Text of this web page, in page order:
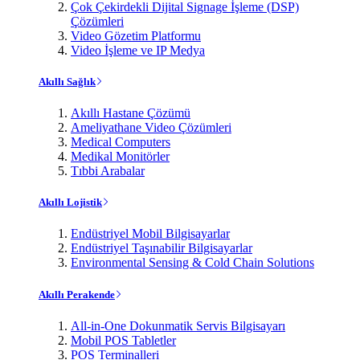
Çok Çekirdekli Dijital Signage İşleme (DSP)
Çözümleri
Video Gözetim Platformu
Video İşleme ve IP Medya
Akıllı Sağlık
Akıllı Hastane Çözümü
Ameliyathane Video Çözümleri
Medical Computers
Medikal Monitörler
Tıbbi Arabalar
Akıllı Lojistik
Endüstriyel Mobil Bilgisayarlar
Endüstriyel Taşınabilir Bilgisayarlar
Environmental Sensing & Cold Chain Solutions
Akıllı Perakende
All-in-One Dokunmatik Servis Bilgisayarı
Mobil POS Tabletler
POS Terminalleri